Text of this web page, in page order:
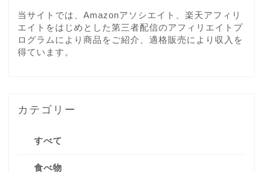
当サイトでは、Amazonアソシエイト、楽天アフィリ
エイトをはじめとした第三者配信のアフィリエイトプ
ログラムにより商品をご紹介、適格販売により収入を
得ています。
カテゴリー
すべて
食べ物